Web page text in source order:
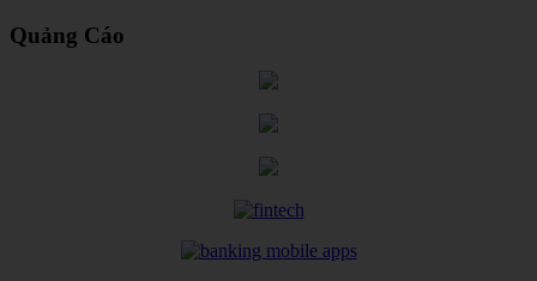
Quảng Cáo